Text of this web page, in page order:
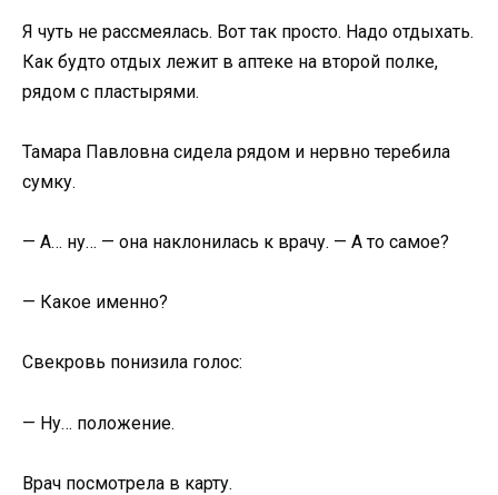
Я чуть не рассмеялась. Вот так просто. Надо отдыхать.
Как будто отдых лежит в аптеке на второй полке,
рядом с пластырями.
Тамара Павловна сидела рядом и нервно теребила
сумку.
— А… ну… — она наклонилась к врачу. — А то самое?
— Какое именно?
Свекровь понизила голос:
— Ну… положение.
Врач посмотрела в карту.